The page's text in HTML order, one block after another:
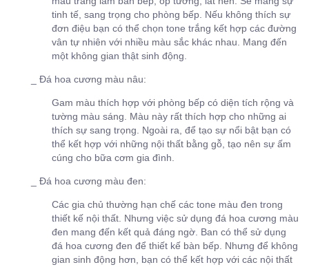
tinh tế, sang trọng cho phòng bếp. Nếu không thích sự
đơn điệu bạn có thể chọn tone trắng kết hợp các đường
vân tự nhiên với nhiều màu sắc khác nhau. Mang đến
một không gian thật sinh động.
_ Đá hoa cương màu nâu:
Gam màu thích hợp với phòng bếp có diện tích rộng và
tường màu sáng. Màu này rất thích hợp cho những ai
thích sự sang trọng. Ngoài ra, để tạo sự nổi bật bạn có
thể kết hợp với những nội thất bằng gỗ, tạo nên sự ấm
cúng cho bữa cơm gia đình.
_ Đá hoa cương màu đen:
Các gia chủ thường hạn chế các tone màu đen trong
thiết kế nội thất. Nhưng việc sử dụng đá hoa cương màu
đen mang đến kết quả đáng ngờ. Ban có thể sử dụng
đá hoa cương đen để thiết kế bàn bếp. Nhưng để không
gian sinh động hơn, bạn có thể kết hợp với các nội thất